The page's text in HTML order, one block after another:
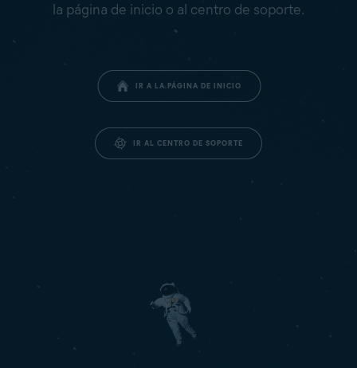
la página de inicio o al centro de soporte.
IR A LA PÁGINA DE INICIO
IR AL CENTRO DE SOPORTE